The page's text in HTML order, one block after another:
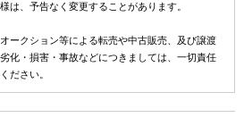
は、予告なく変更することがあります。
ークション等による転売や中古販売、及び譲渡
化・損害・事故などにつきましては、一切責任
ださい。